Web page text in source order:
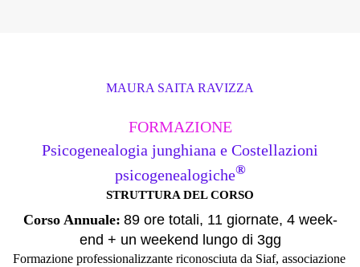
MAURA SAITA RAVIZZA
FORMAZIONE
Psicogenealogia junghiana e Costellazioni
psicogenealogiche®
STRUTTURA DEL CORSO
Corso Annuale: 89 ore totali, 11 giornate, 4 week-
end + un weekend lungo di 3gg
Formazione professionalizzante riconosciuta da Siaf, associazione